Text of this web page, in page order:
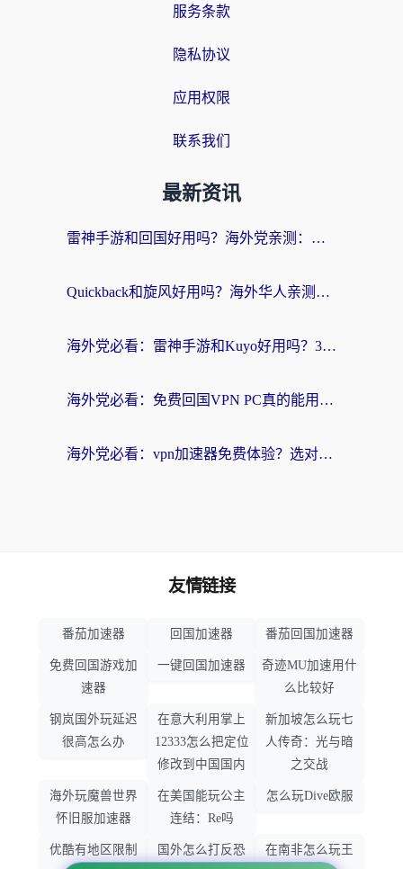
服务条款
隐私协议
应用权限
联系我们
最新资讯
雷神手游和回国好用吗？海外党亲测：选对加速器才能无缝刷剧打游戏
Quickback和旋风好用吗？海外华人亲测：选对回国加速器才能无缝看央视5
海外党必看：雷神手游和Kuyo好用吗？3款回国加速器实测+避坑指南
海外党必看：免费回国VPN PC真的能用？附国内高速VPN选择全攻略
海外党必看：vpn加速器免费体验？选对回国加速器才能无缝刷国内剧玩国服
友情链接
番茄加速器 回国加速器 番茄回国加速器
免费回国游戏加
速器
一键回国加速器
奇迹MU加速用什
么比较好
钢岚国外玩延迟
很高怎么办
在意大利用掌上
12333怎么把定位
修改到中国国内
新加坡怎么玩七
人传奇：光与暗
之交战
海外玩魔兽世界
怀旧服加速器
在美国能玩公主
连结：Re吗
怎么玩Dive欧服
优酷有地区限制
国外怎么打反恐
在南非怎么玩王